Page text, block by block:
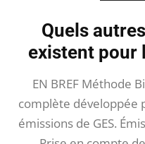
Quels
existent pour
EN BREF Méthode
complète développée
émissions de GES.